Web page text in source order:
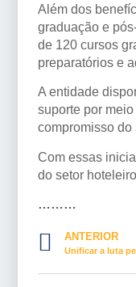
Além dos
graduação e
de 120 cursos
preparatórios e
A entidade
suporte por
compromisso do
Com essas
do setor
………
ANTERIOR
Unificar a luta